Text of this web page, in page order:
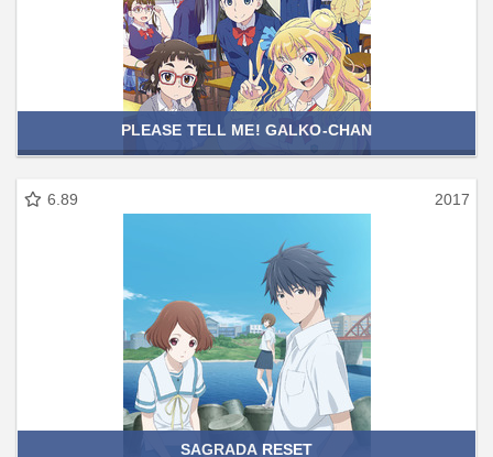
PLEASE TELL ME! GALKO-CHAN
6.89 2017
SAGRADA RESET